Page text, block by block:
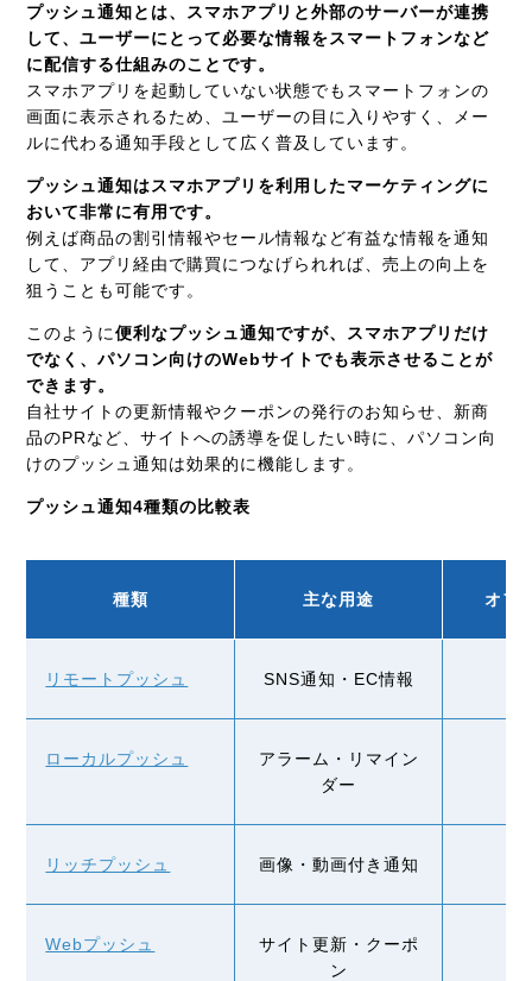
プッシュ通知とは、スマホアプリと外部のサーバーが連携
して、ユーザーにとって必要な情報をスマートフォンなど
に配信する仕組みのことです。
スマホアプリを起動していない状態でもスマートフォンの
画面に表示されるため、ユーザーの目に入りやすく、メー
ルに代わる通知手段として広く普及しています。
プッシュ通知はスマホアプリを利用したマーケティングに
おいて非常に有用です。
例えば商品の割引情報やセール情報など有益な情報を通知
して、アプリ経由で購買につなげられれば、売上の向上を
狙うことも可能です。
このように便利なプッシュ通知ですが、スマホアプリだけ
でなく、パソコン向けのWebサイトでも表示させることが
できます。
自社サイトの更新情報やクーポンの発行のお知らせ、新商
品のPRなど、サイトへの誘導を促したい時に、パソコン向
けのプッシュ通知は効果的に機能します。
プッシュ通知4種類の比較表
種類 主な用途 オフ
リモートプッシュ SNS通知・ EC情報
ローカルプッシュ
アラーム・リマイン
ダー
リッチプッシュ 画像・動画付き通知
Webプッシュ
サイト更新・クーポ
ン